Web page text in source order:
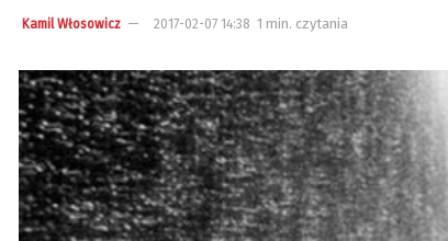
Kamil Włosowicz 2017-02-07 14:38 1 min. czytania